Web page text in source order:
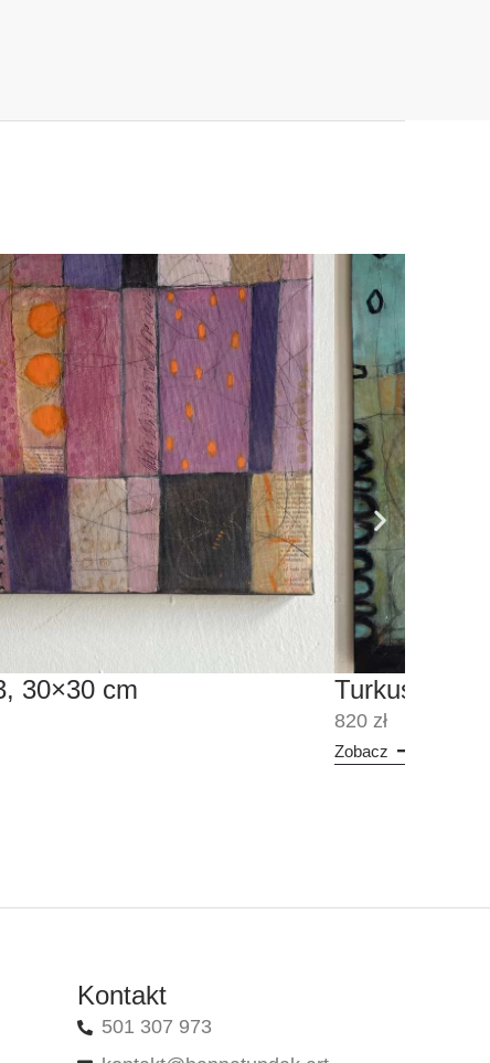
30×30 cm Turkusowy
820 zł
Zobacz
Kontakt
501 307 973